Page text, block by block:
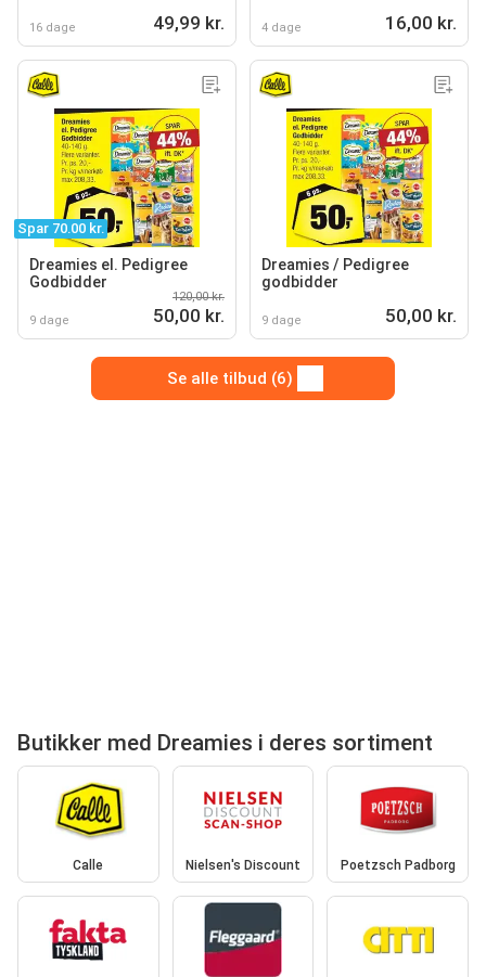
16 dage 49,99 kr. 4 dage 16,00 kr.
Spar 70.00 kr.
Dreamies el. Pedigree
Godbidder
9 dage
120,00 kr.
50,00 kr.
Dreamies / Pedigree
godbidder
9 dage 50,00 kr.
Se alle tilbud (6)
Butikker med Dreamies i deres sortiment
Calle Nielsen's Discount Poetzsch Padborg